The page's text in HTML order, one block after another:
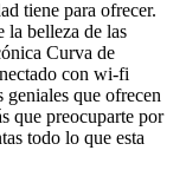
tiene para ofrecer.
la belleza de las
Curva de
con wi-fi
que ofrecen
que preocuparte por
todo lo que esta